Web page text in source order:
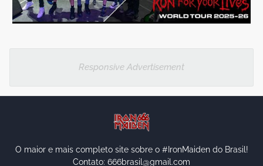
Responsive Advertisement
O maior e mais completo site sobre o #IronMaiden do Brasil!
Contato: 666brasil@gmail.com